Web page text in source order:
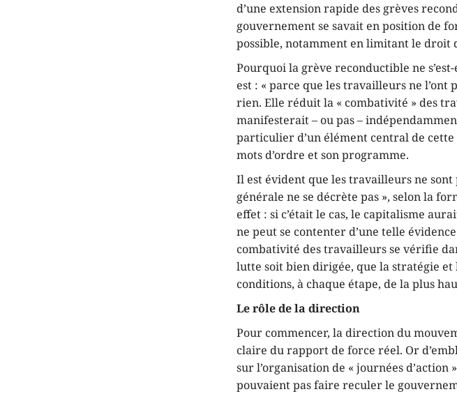
d’une extension rapide des grèves
gouvernement se savait en position de
possible, notamment en limitant le droit
Pourquoi la grève reconductible ne
est : « parce que les travailleurs ne l’ont
rien. Elle réduit la « combativité » des
manifesterait – ou pas –
particulier d’un élément central de
mots d’ordre et son programme.
Il est évident que les travailleurs ne sont
générale ne se décrète pas », selon la
effet : si c’était le cas, le capitalisme
ne peut se contenter d’une telle
combativité des travailleurs se vérifie
lutte soit bien dirigée, que la stratégie et
conditions, à chaque étape, de la plus
Le rôle de la direction
Pour commencer, la direction du
claire du rapport de force réel. Or
sur l’organisation de « journées
pouvaient pas faire reculer le